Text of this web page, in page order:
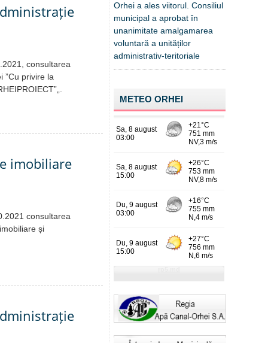
consultarea
”Cu privire la
imobiliare
consultarea
și
Orhei a ales viitorul. Consiliul
municipal a aprobat în
unanimitate amalgamarea
voluntară a unităților
administrativ-teritoriale
METEO ORHEI